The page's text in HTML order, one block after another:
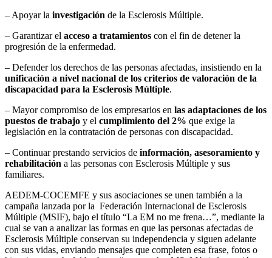
– Apoyar la investigación de la Esclerosis Múltiple.
– Garantizar el acceso a tratamientos con el fin de detener la
progresión de la enfermedad.
– Defender los derechos de las personas afectadas, insistiendo en la
unificación a nivel nacional de los criterios de valoración de la
discapacidad para la Esclerosis Múltiple.
– Mayor compromiso de los empresarios en las adaptaciones de los
puestos de trabajo y el cumplimiento del 2% que exige la
legislación en la contratación de personas con discapacidad.
– Continuar prestando servicios de información, asesoramiento y
rehabilitación a las personas con Esclerosis Múltiple y sus
familiares.
AEDEM-COCEMFE y sus asociaciones se unen también a la
campaña lanzada por la Federación Internacional de Esclerosis
Múltiple (MSIF), bajo el título “La EM no me frena…”, mediante la
cual se van a analizar las formas en que las personas afectadas de
Esclerosis Múltiple conservan su independencia y siguen adelante
con sus vidas, enviando mensajes que completen esa frase, fotos o